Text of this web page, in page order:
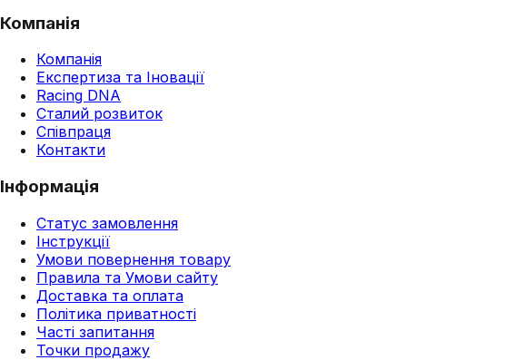
Компанія
Компанія
Експертиза та Іновації
Racing DNA
Сталий розвиток
Співпраця
Контакти
Інформація
Статус замовлення
Інструкції
Умови повернення товару
Правила та Умови сайту
Доставка та оплата
Політика приватності
Часті запитання
Точки продажу